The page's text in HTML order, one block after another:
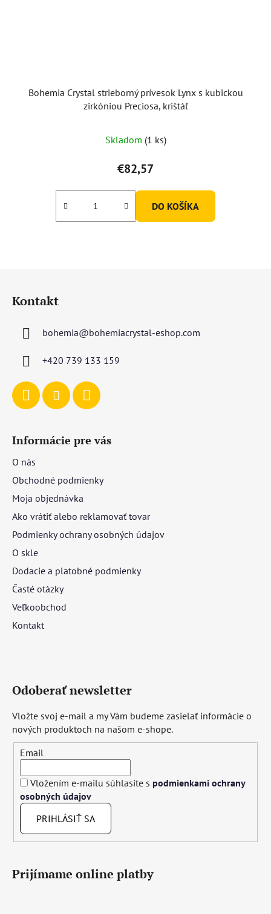
Bohemia Crystal strieborný prívesok Lynx s kubickou
zirkóniou Preciosa, krištáľ
Skladom (1 ks)
€82,57
DO KOŠÍKA
Kontakt
bohemia@bohemiacrystal-eshop.com
+420 739 133 159
Informácie pre vás
O nás
Obchodné podmienky
Moja objednávka
Ako vrátiť alebo reklamovať tovar
Podmienky ochrany osobných údajov
O skle
Dodacie a platobné podmienky
Časté otázky
Veľkoobchod
Kontakt
Odoberať newsletter
Vložte svoj e-mail a my Vám budeme zasielať informácie o
nových produktoch na našom e-shope.
Email
Vložením e-mailu súhlasíte s podmienkami ochrany
osobných údajov
PRIHLÁSIŤ SA
Prijímame online platby